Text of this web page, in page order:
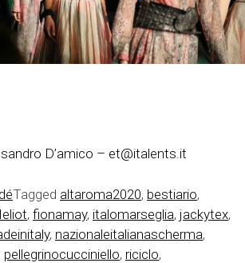
D’amico – et@italents.it
Tagged altaroma2020, bestiario,
, fionamay, italomarseglia, jackytex,
, nazionaleitalianascherma,
pellegrinocucciniello, riciclo,